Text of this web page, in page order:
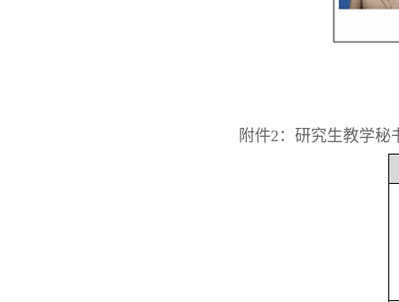
附件2：研究生教学秘